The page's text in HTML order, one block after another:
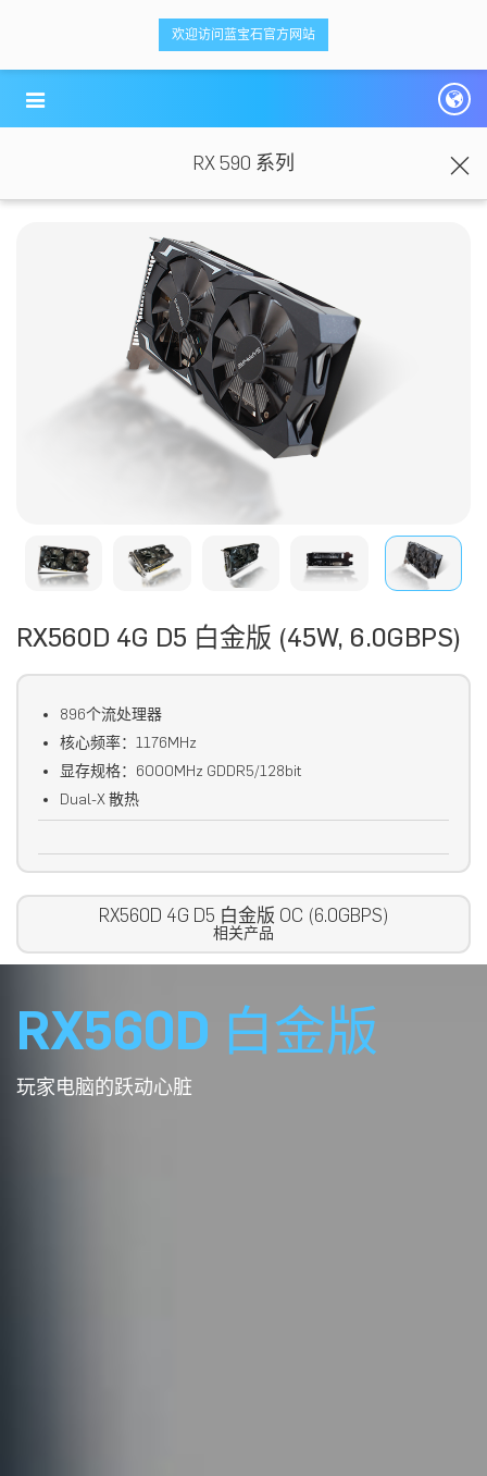
欢迎访问蓝宝石官方网站
RX 590 系列
RX560D 4G D5 白金版 (45W, 6.0GBPS)
896个流处理器
核心频率：1176MHz
显存规格：6000MHz GDDR5/128bit
Dual-X 散热
RX560D 4G D5 白金版 OC (6.0GBPS)
相关产品
RX560D 白金版
玩家电脑的跃动心脏
<ti-item style="box-sizing: border-box;"><ti-item style="box-sizing: border-box;">
蓝宝科技
</ti-item>